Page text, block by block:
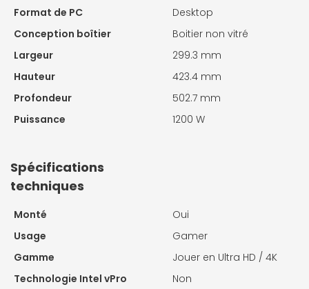
Format de PC
Desktop
Conception boîtier
Boitier non vitré
Largeur
299.3 mm
Hauteur
423.4 mm
Profondeur
502.7 mm
Puissance
1200 W
Spécifications
techniques
Monté
Oui
Usage
Gamer
Gamme
Jouer en Ultra HD / 4K
Technologie Intel vPro
Non